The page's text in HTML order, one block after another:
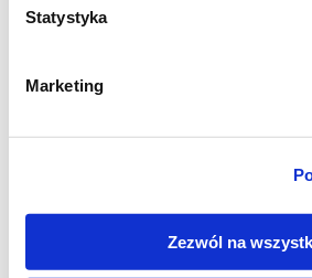
Statystyka
Marketing
Zezwól na
gotujemy. Do gorącej wody
mieszając widelcem. Ciasto
Farsz: Cebulę siekamy